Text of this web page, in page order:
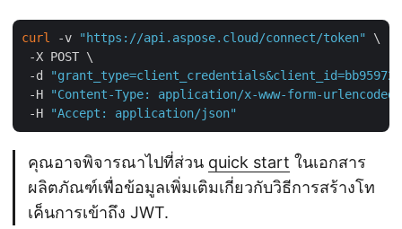
curl -v "https://api.aspose.cloud/connect/token"
\
-X POST \
-d
"grant_type=client_credentials&client_id=bb959721-
-H
"Content-Type: application/x-www-form-urlencoded"
-H
"Accept: application/json"
คุณอาจพิจารณาไปที่ส่วน quick start ในเอกสาร
ผลิตภัณฑ์เพื่อข้อมูลเพิ่มเติมเกี่ยวกับวิธีการสร้างโท
เค็นการเข้าถึง JWT.